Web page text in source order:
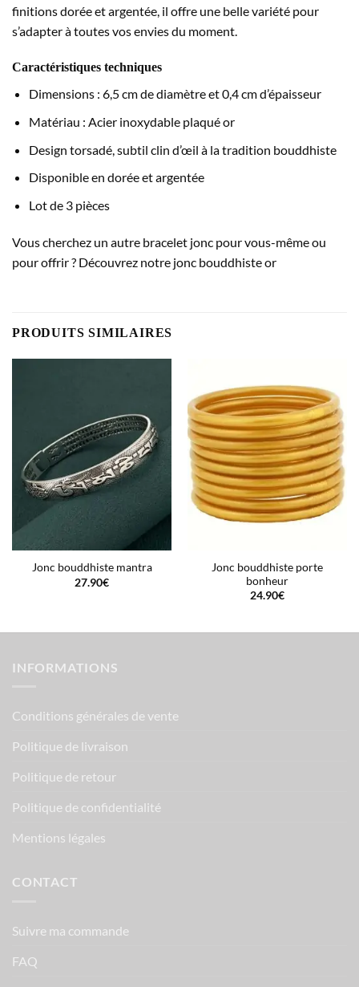
finitions dorée et argentée, il offre une belle variété pour
s’adapter à toutes vos envies du moment.
Caractéristiques techniques
Dimensions : 6,5 cm de diamètre et 0,4 cm d’épaisseur
Matériau : Acier inoxydable plaqué or
Design torsadé, subtil clin d’œil à la tradition bouddhiste
Disponible en dorée et argentée
Lot de 3 pièces
Vous cherchez un autre bracelet jonc pour vous-même ou
pour offrir ? Découvrez notre jonc bouddhiste or
PRODUITS SIMILAIRES
Jonc bouddhiste mantra
27.90€
Jonc bouddhiste porte
bonheur
24.90€
INFORMATIONS
Conditions générales de vente
Politique de livraison
Politique de retour
Politique de confidentialité
Mentions légales
CONTACT
Suivre ma commande
FAQ